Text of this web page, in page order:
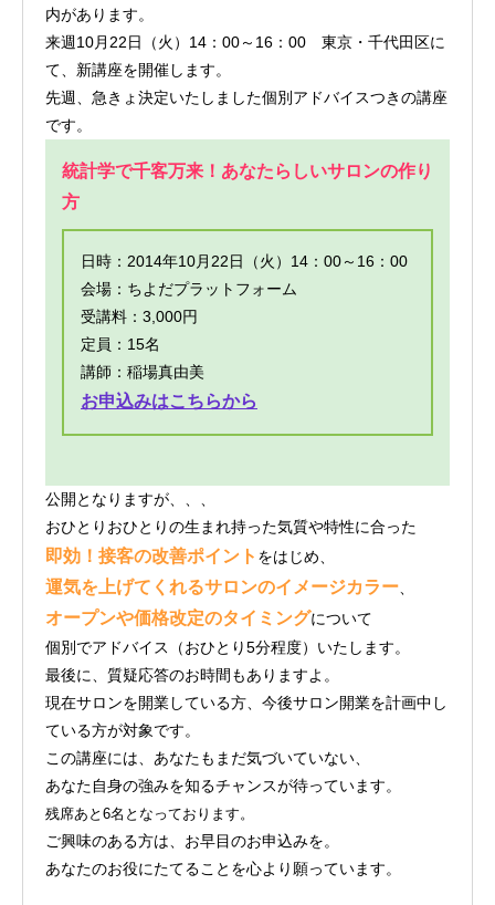
内があります。
来週10月22日（火）14：00～16：00 東京・千代田区に
て、新講座を開催します。
先週、急きょ決定いたしました個別アドバイスつきの講座
です。
統計学で千客万来！あなたらしいサロンの作り
方
日時：2014年10月22日（火）14：00～16：00
会場：ちよだプラットフォーム
受講料：3,000円
定員：15名
講師：稲場真由美
お申込みはこちらから
公開となりますが、、、
おひとりおひとりの生まれ持った気質や特性に合った
即効！接客の改善ポイント をはじめ、
運気を上げてくれるサロンのイメージカラー
オープンや価格改定のタイミングについて
個別でアドバイス（おひとり5分程度）いたします。
最後に、質疑応答のお時間もありますよ。
現在サロンを開業している方、今後サロン開業を計画中し
ている方が対象です。
この講座には、あなたもまだ気づいていない、
あなた自身の強みを知るチャンスが待っています。
残席あと6名となっております。
ご興味のある方は、お早目のお申込みを。
あなたのお役にたてることを心より願っています。